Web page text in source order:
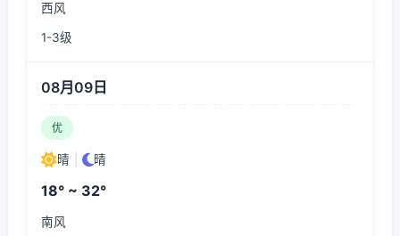
西风
1-3级
08月09日
优
晴 晴
18° ~ 32°
南风